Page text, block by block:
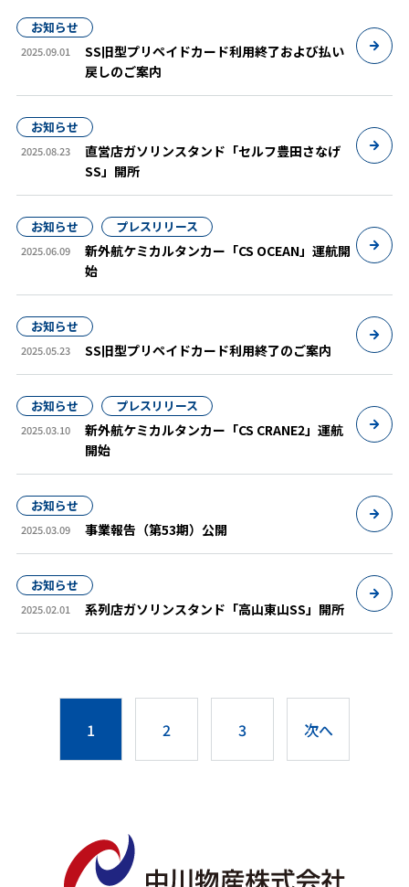
お知らせ
2025.09.01
SS旧型プリペイドカード利用終了および払い
戻しのご案内
お知らせ
2025.08.23
直営店ガソリンスタンド「セルフ豊田さなげ
SS」開所
お知らせ プレスリリース
2025.06.09
新外航ケミカルタンカー「CS OCEAN」運航開
始
お知らせ
2025.05.23 SS旧型プリペイドカード利用終了のご案内
お知らせ プレスリリース
2025.03.10
新外航ケミカルタンカー「CS CRANE2」運航
開始
お知らせ
2025.03.09 事業報告（第53期）公開
お知らせ
2025.02.01 系列店ガソリンスタンド「高山東山SS」開所
1 2 3 次へ